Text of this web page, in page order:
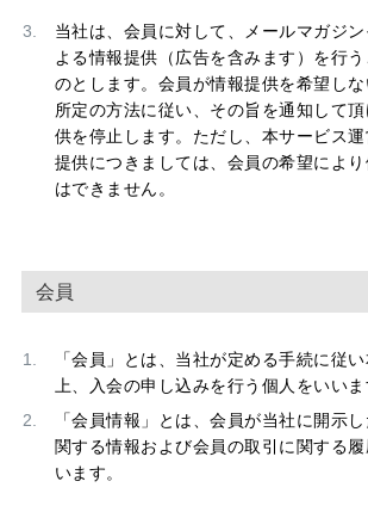
当社は、会員に対して、メールマガジ
よる情報提供（広告を含みます）を行
のとします。会員が情報提供を希望し
所定の方法に従い、その旨を通知して
供を停止します。ただし、本サービス
提供につきましては、会員の希望によ
はできません。
会員
「会員」とは、当社が定める手続に従
上、入会の申し込みを行う個人をいいま
「会員情報」とは、会員が当社に開示
関する情報および会員の取引に関する
います。